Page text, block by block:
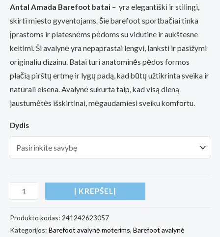
price
was:
159,00€.
price
is:
149,00€.
Antal Amada Barefoot batai – yra elegantiški ir stilingi,
skirti miesto gyventojams. Šie barefoot sportbačiai tinka
įprastoms ir platesnėms pėdoms su vidutine ir aukštesne
keltimi. Ši avalynė yra nepaprastai lengvi, lanksti ir pasižymi
originaliu dizainu. Batai turi anatominės pėdos formos
plačią pirštų ertmę ir lygų padą, kad būtų užtikrinta sveika ir
natūrali eisena. Avalynė sukurta taip, kad visą dieną
jaustumėtės išskirtinai, mėgaudamiesi sveiku komfortu.
Dydis
produkto
Antal
Barefoot
Į KREPŠELĮ
Produkto kodas: 241242623057
Kategorijos: Barefoot avalynė moterims, Barefoot avalynė